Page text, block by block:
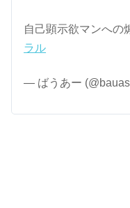
自己顕示欲マンへの
ラル
— ばうあー